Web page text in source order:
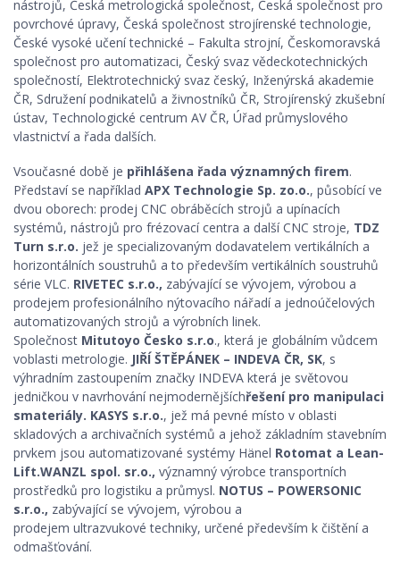
nástrojů, Česká metrologická společnost, Česká společnost pro
povrchové úpravy, Česká společnost strojírenské technologie,
České vysoké učení technické – Fakulta strojní, Českomoravská
společnost pro automatizaci, Český svaz vědeckotechnických
společností, Elektrotechnický svaz český, Inženýrská akademie
ČR, Sdružení podnikatelů a živnostníků ČR, Strojírenský zkušební
ústav, Technologické centrum AV ČR, Úřad průmyslového
vlastnictví a řada dalších.
Vsoučasné době je přihlášena řada významných firem.
Představí se například APX Technologie Sp. zo.o., působící ve
dvou oborech: prodej CNC obráběcích strojů a upínacích
systémů, nástrojů pro frézovací centra a další CNC stroje, TDZ
Turn s.r.o. jež je specializovaným dodavatelem vertikálních a
horizontálních soustruhů a to především vertikálních soustruhů
série VLC. RIVETEC s.r.o., zabývající se vývojem, výrobou a
prodejem profesionálního nýtovacího nářadí a jednoúčelových
automatizovaných strojů a výrobních linek.
Společnost Mitutoyo Česko s.r.o., která je globálním vůdcem
voblasti metrologie. JIŘÍ ŠTĚPÁNEK – INDEVA ČR, SK, s
výhradním zastoupením značky INDEVA která je světovou
jedničkou v navrhování nejmodernějšíchřešení pro manipulaci
smateriály. KASYS s.r.o., jež má pevné místo v oblasti
skladových a archivačních systémů a jehož základním stavebním
prvkem jsou automatizované systémy Hänel Rotomat a Lean-
Lift.WANZL spol. sr.o., významný výrobce transportních
prostředků pro logistiku a průmysl. NOTUS – POWERSONIC
s.r.o., zabývající se vývojem, výrobou a
prodejem ultrazvukové techniky, určené především k čištění a
odmašťování.